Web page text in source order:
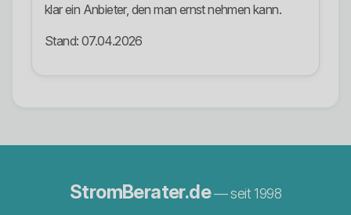
klar ein Anbieter, den man ernst nehmen kann.
Stand: 07.04.2026
StromBerater.de— seit 1998